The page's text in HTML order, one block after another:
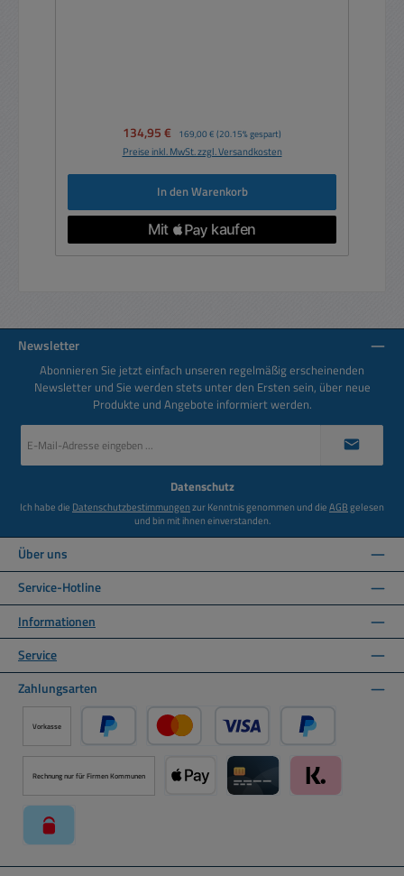
Verkaufspreis:
134,95 € Regulärer Preis:
169,00 € (20.15% gespart)
Preise inkl. MwSt. zzgl. Versandkosten
In den Warenkorb
Newsletter
Abonnieren Sie jetzt einfach unseren regelmäßig erscheinenden
Newsletter und Sie werden stets unter den Ersten sein, über neue
Produkte und Angebote informiert werden.
Mail-
Datenschutz
Ich habe die Datenschutzbestimmungenzur Kenntnis genommen und dieAGBgelesen
und bin mit ihnen einverstanden.
Über uns
Service-Hotline
Informationen
Service
Zahlungsarten
Vorkasse
PayPal Kredit- oder Debitkarte über PayPal
Später Bezahlen
Rechnung nur für Firmen Kommunen